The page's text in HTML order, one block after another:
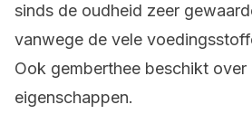
sinds de oudheid zeer
vanwege de vele
Ook gemberthee beschikt over
eigenschappen.